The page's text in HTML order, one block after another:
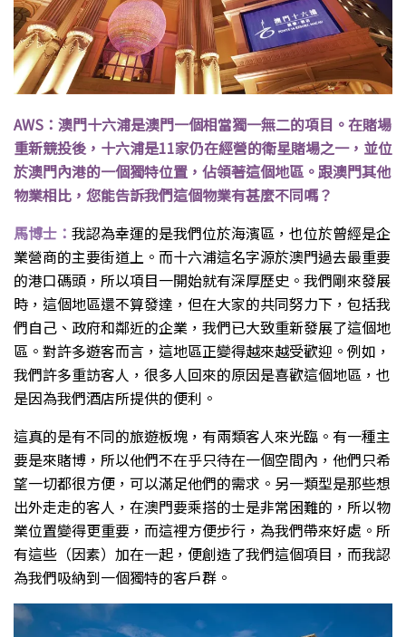
AWS：澳門十六浦是澳門一個相當獨一無二的項目。在賭場
重新競投後，十六浦是11家仍在經營的衛星賭場之一，並位
於澳門內港的一個獨特位置，佔領著這個地區。跟澳門其他
物業相比，您能告訴我們這個物業有甚麼不同嗎？
馬博士： 我認為幸運的是我們位於海濱區，也位於曾經是企
業營商的主要街道上。而十六浦這名字源於澳門過去最重要
的港口碼頭，所以項目一開始就有深厚歷史。我們剛來發展
時，這個地區還不算發達，但在大家的共同努力下，包括我
們自己、政府和鄰近的企業，我們已大致重新發展了這個地
區。對許多遊客而言，這地區正變得越來越受歡迎。例如，
我們許多重訪客人，很多人回來的原因是喜歡這個地區，也
是因為我們酒店所提供的便利。
這真的是有不同的旅遊板塊，有兩類客人來光臨。有一種主
要是來賭博，所以他們不在乎只待在一個空間內，他們只希
望一切都很方便，可以滿足他們的需求。另一類型是那些想
出外走走的客人，在澳門要乘搭的士是非常困難的，所以物
業位置變得更重要，而這裡方便步行，為我們帶來好處。所
有這些（因素）加在一起，便創造了我們這個項目，而我認
為我們吸納到一個獨特的客戶群。